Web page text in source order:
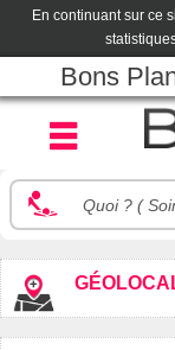
En continuant sur ce
Bons